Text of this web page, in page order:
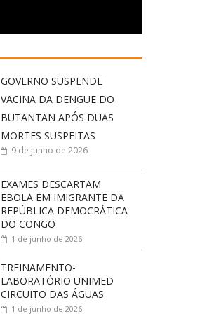
GOVERNO SUSPENDE
VACINA DA DENGUE DO
BUTANTAN APÓS DUAS
MORTES SUSPEITAS
9 de junho de 2026
EXAMES DESCARTAM
EBOLA EM IMIGRANTE DA
REPÚBLICA DEMOCRÁTICA
DO CONGO
1 de junho de 2026
TREINAMENTO-
LABORATÓRIO UNIMED
CIRCUITO DAS ÁGUAS
1 de junho de 2026